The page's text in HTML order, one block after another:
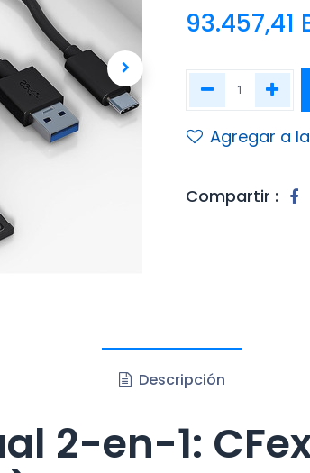
93.457,41
Agregar a
Compartir :
Descripción
2-en-1: